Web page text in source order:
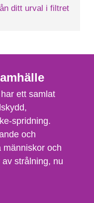
ditt urval i filtret
ett samlat
spridning.
och
människor och
strålning, nu